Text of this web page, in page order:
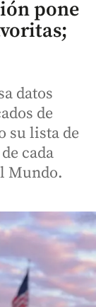
pone
datos
de
su lista de
cada
Mundo.